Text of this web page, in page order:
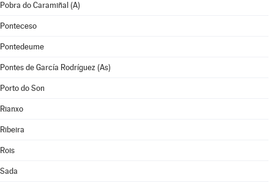
Pobra do Caramiñal (A)
Ponteceso
Pontedeume
Pontes de García Rodríguez (As)
Porto do Son
Rianxo
Ribeira
Rois
Sada